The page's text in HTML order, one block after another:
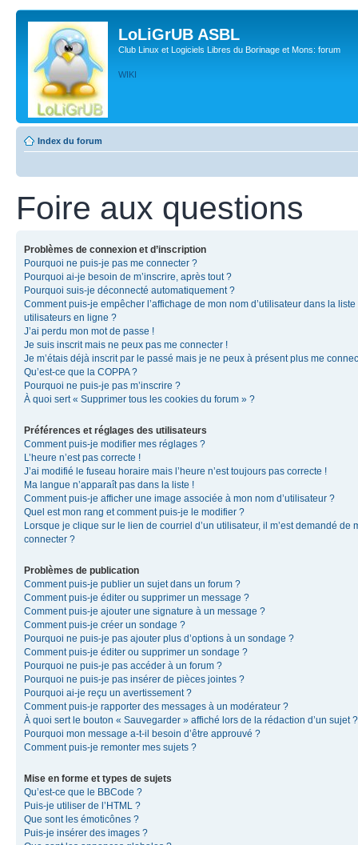
LoLiGrUB ASBL
Club Linux et Logiciels Libres du Borinage et Mons: forum
WIKI
Index du forum
Foire aux questions
Problèmes de connexion et d’inscription
Pourquoi ne puis-je pas me connecter ?
Pourquoi ai-je besoin de m’inscrire, après tout ?
Pourquoi suis-je déconnecté automatiquement ?
Comment puis-je empêcher l’affichage de mon nom d’utilisateur dans la liste
utilisateurs en ligne ?
J’ai perdu mon mot de passe !
Je suis inscrit mais ne peux pas me connecter !
Je m’étais déjà inscrit par le passé mais je ne peux à présent plus me
Qu’est-ce que la COPPA ?
Pourquoi ne puis-je pas m’inscrire ?
À quoi sert « Supprimer tous les cookies du forum » ?
Préférences et réglages des utilisateurs
Comment puis-je modifier mes réglages ?
L’heure n’est pas correcte !
J’ai modifié le fuseau horaire mais l’heure n’est toujours pas correcte !
Ma langue n’apparaît pas dans la liste !
Comment puis-je afficher une image associée à mon nom d’utilisateur ?
Quel est mon rang et comment puis-je le modifier ?
Lorsque je clique sur le lien de courriel d’un utilisateur, il m’est demandé de
connecter ?
Problèmes de publication
Comment puis-je publier un sujet dans un forum ?
Comment puis-je éditer ou supprimer un message ?
Comment puis-je ajouter une signature à un message ?
Comment puis-je créer un sondage ?
Pourquoi ne puis-je pas ajouter plus d’options à un sondage ?
Comment puis-je éditer ou supprimer un sondage ?
Pourquoi ne puis-je pas accéder à un forum ?
Pourquoi ne puis-je pas insérer de pièces jointes ?
Pourquoi ai-je reçu un avertissement ?
Comment puis-je rapporter des messages à un modérateur ?
À quoi sert le bouton « Sauvegarder » affiché lors de la rédaction d’un sujet ?
Pourquoi mon message a-t-il besoin d’être approuvé ?
Comment puis-je remonter mes sujets ?
Mise en forme et types de sujets
Qu’est-ce que le BBCode ?
Puis-je utiliser de l’HTML ?
Que sont les émoticônes ?
Puis-je insérer des images ?